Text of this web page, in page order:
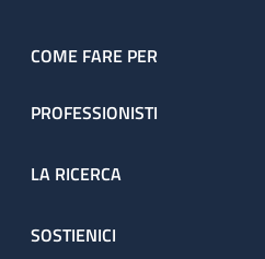
COME FARE PER
PROFESSIONISTI
LA RICERCA
SOSTIENICI